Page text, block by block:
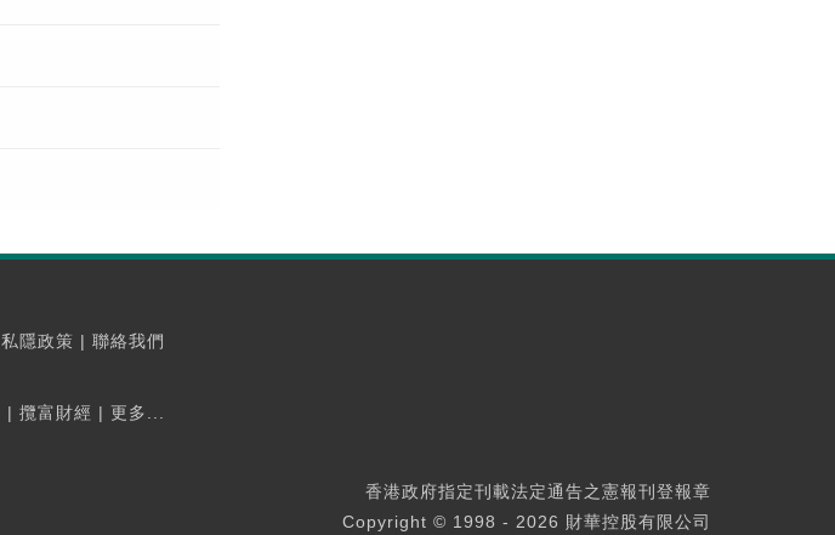
私隱政策 | 聯絡我們
| 攬富財經 | 更多...
香港政府指定刊載法定通告之憲報刊登報章
Copyright © 1998 - 2026 財華控股有限公司